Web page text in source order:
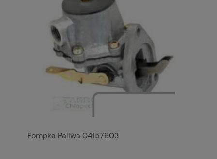
Pompka Paliwa 04157603